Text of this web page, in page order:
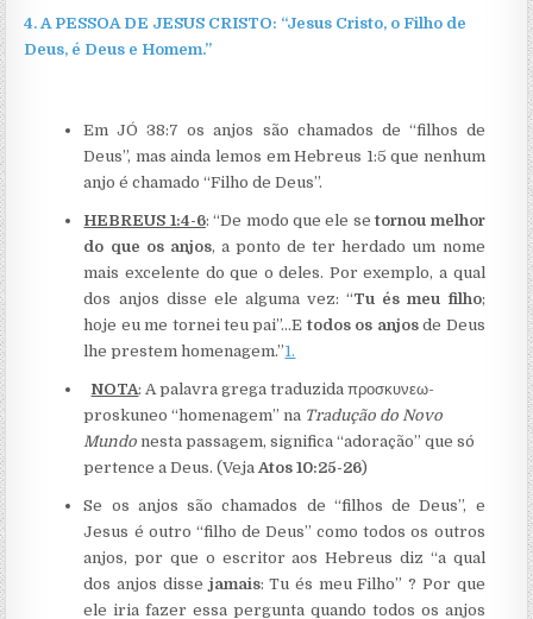
4.A PESSOA DE JESUS CRISTO: “Jesus Cristo, o Filho de
Deus, é Deus e Homem.”
Em JÓ 38:7 os anjos são chamados de “filhos de
Deus”, mas ainda lemos em Hebreus 1:5 que nenhum
anjo é chamado “Filho de Deus”.
HEBREUS 1:4-6: “De modo que ele setornou melhor
do que os anjos, a ponto de ter herdado um nome
mais excelente do que o deles. Por exemplo, a qual
dos anjos disse ele alguma vez: “Tu és meu filho;
hoje eu me tornei teu pai”…Etodos os anjosde Deus
lhe prestem homenagem.”1.
NOTA: A palavra grega traduzida προσκυνεω-
proskuneo “homenagem” na Tradução do Novo
Mundo nesta passagem, significa “adoração” que só
pertence a Deus. (VejaAtos 10:25-26)
Se os anjos são chamados de “filhos de Deus”, e
Jesus é outro “filho de Deus” como todos os outros
anjos, por que o escritor aos Hebreus diz “a qual
dos anjos disse jamais: Tu és meu Filho” ? Por que
ele iria fazer essa pergunta quando todos os anjos